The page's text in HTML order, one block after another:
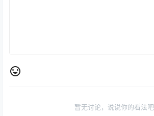
暂无讨论，说说你的看法吧